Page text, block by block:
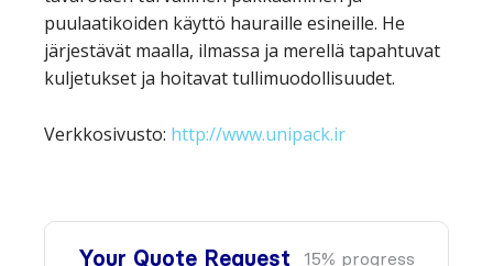
puulaatikoiden käyttö hauraille esineille. He
järjestävät maalla, ilmassa ja merellä tapahtuvat
kuljetukset ja hoitavat tullimuodollisuudet.
Verkkosivusto: http://www.unipack.ir